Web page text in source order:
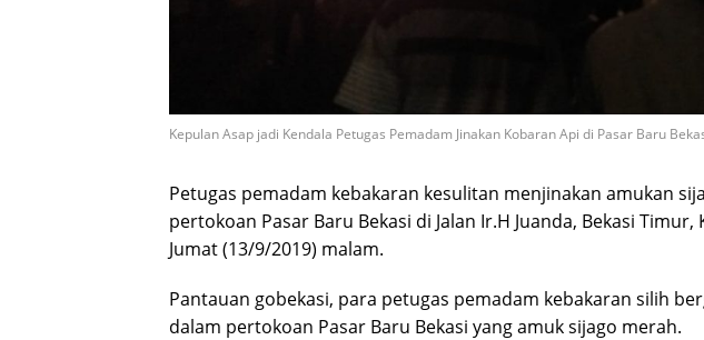
Kepulan Asap jadi Kendala Petugas Pemadam Jinakan Kobaran Api di Pasar Baru
Petugas pemadam kebakaran kesulitan menjinakan amukan
pertokoan Pasar Baru Bekasi di Jalan Ir.H Juanda, Bekasi Timur,
Jumat (13/9/2019) malam.
Pantauan gobekasi, para petugas pemadam kebakaran silih
dalam pertokoan Pasar Baru Bekasi yang amuk sijago merah.